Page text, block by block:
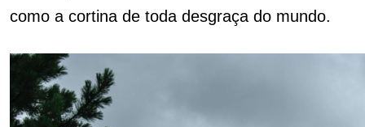
como a cortina de toda desgraça do mundo.